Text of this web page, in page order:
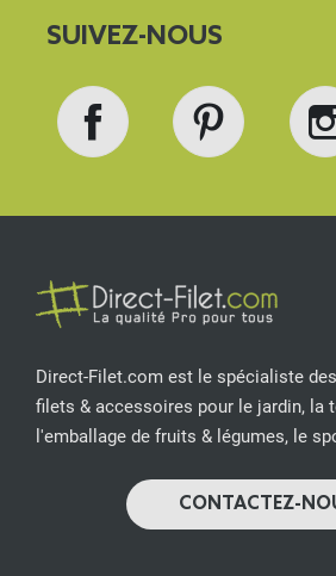
SUIVEZ-NOUS
Direct-Filet.com est le spécialiste
filets & accessoires pour le jardin, la
l'emballage de fruits & légumes, le
CONTACTEZ-